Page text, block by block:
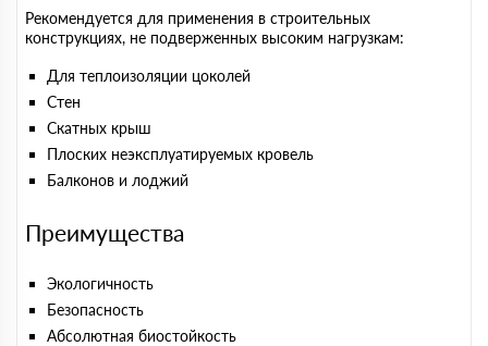
Рекомендуется для применения в строительных
конструкциях, не подверженных высоким нагрузкам:
Для теплоизоляции цоколей
Стен
Скатных крыш
Плоских неэксплуатируемых кровель
Балконов и лоджий
Преимущества
Экологичность
Безопасность
Абсолютная биостойкость